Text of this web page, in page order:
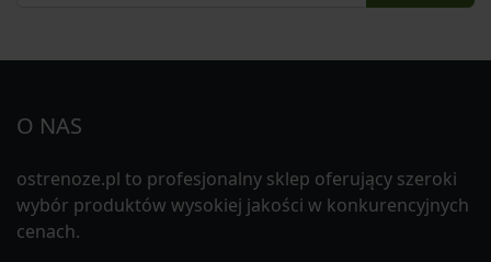
O NAS
ostrenoze.pl to profesjonalny sklep oferujący szeroki
wybór produktów wysokiej jakości w konkurencyjnych
cenach.